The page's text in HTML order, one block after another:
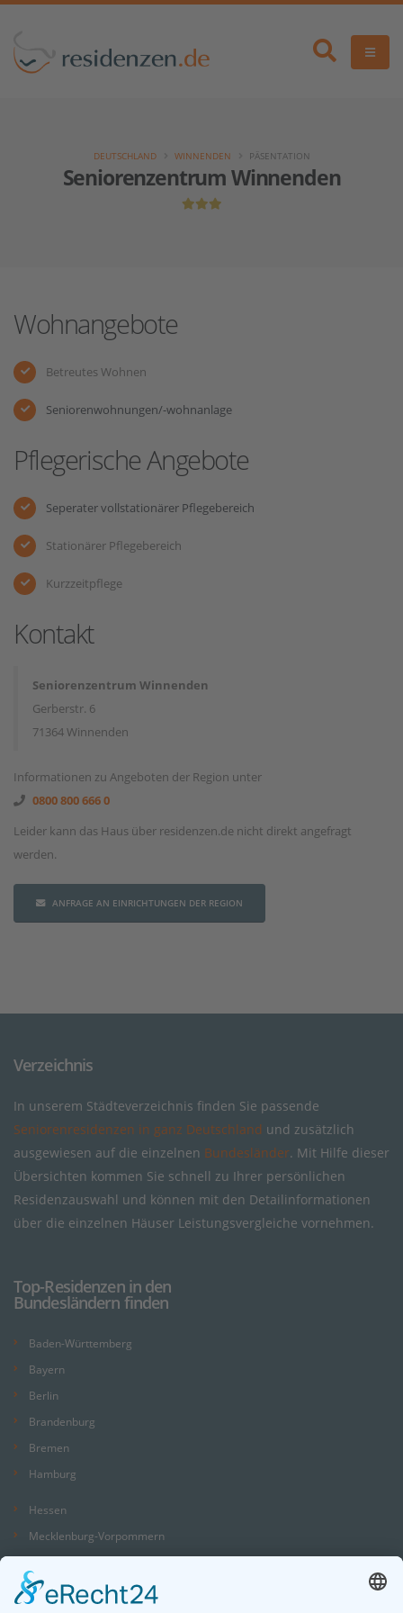
Seniorenzentrum Winnenden
DEUTSCHLAND WINNENDEN PÄSENTATION
Wohnangebote
Betreutes Wohnen
Seniorenwohnungen/-wohnanlage
Pflegerische Angebote
Seperater vollstationärer Pflegebereich
Stationärer Pflegebereich
Kurzzeitpflege
Kontakt
Seniorenzentrum Winnenden
Gerberstr. 6
71364 Winnenden
Informationen zu Angeboten der Region unter
0800 800 666 0
Leider kann das Haus über residenzen.de nicht direkt angefragt
werden.
ANFRAGE AN EINRICHTUNGEN DER REGION
Verzeichnis
In unserem Städteverzeichnis finden Sie passende
Seniorenresidenzen in ganz Deutschland und zusätzlich
ausgewiesen auf die einzelnen Bundesländer. Mit Hilfe dieser
Übersichten kommen Sie schnell zu Ihrer persönlichen
Residenzauswahl und können mit den Detailinformationen
über die einzelnen Häuser Leistungsvergleiche vornehmen.
Top-Residenzen in den
Bundesländern finden
Baden-Württemberg
Bayern
Berlin
Brandenburg
Bremen
Hamburg
Hessen
Mecklenburg-Vorpommern
Niedersachsen
Nordrhein-Westfalen